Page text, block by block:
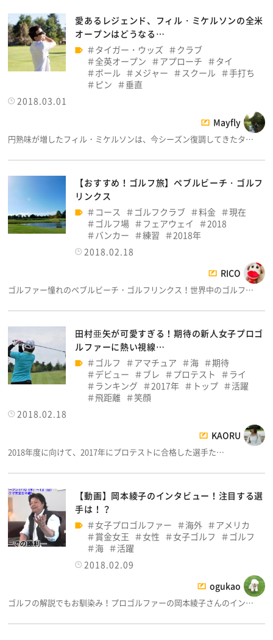
愛あるレジェンド、フィル・ミケルソンの全米
オープンはどうなる…
タイガー・ウッズ
クラブ
全英オープン
アプローチ
タイ
ボール
メジャー スクール
手打ち
ピン
垂直
2018.03.01
Mayfly
円熟味が増したフィル・ミケルソンは、今シーズン復調してきたタ…
【おすすめ！ゴルフ旅】ペブルビーチ・ゴルフ
リンクス
コース
ゴルフクラブ 料金
現在
ゴルフ場
フェアウェイ
2018
バンカー
練習
2018年
2018.02.18
RICO
ゴルファー憧れのペブルビーチ・ゴルフリンクス！世界中のゴルフ…
田村亜矢が可愛すぎる！期待の新人女子プロゴ
ルファーに熱い視線…
ゴルフ
アマチュア 海
期待
デビュー
ブレ プロテスト
ライ
ランキング
2017年 トップ
活躍
飛距離
笑顔
2018.02.18
KAORU
2018年度に向けて、2017年にプロテストに合格した選手た…
【動画】岡本綾子のインタビュー！注目する選
手は！？
女子プロゴルファー
海外
アメリカ
賞金女王
女性 女子ゴルフ
ゴルフ
海
活躍
2018.02.09
ogukao
ゴルフの解説でもお馴染み！プロゴルファーの岡本綾子さんのイン…